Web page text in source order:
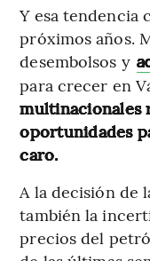
Y esa tendencia
próximos años.
desembolsos y
para crecer en
multinacionales
oportunidades
caro.
A la decisión de
también la
precios del